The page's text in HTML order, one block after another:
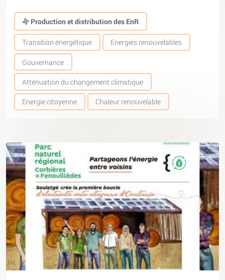
Production et distribution des EnR
Transition énergétique Energies renouvelables
Gouvernance
Atténuation du changement climatique
Energie citoyenne Chaleur renouvelable